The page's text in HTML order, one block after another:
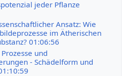
jeder Pflanze
Ansatz: Wie
im Ätherischen
01:06:56
und
- Schädelform und